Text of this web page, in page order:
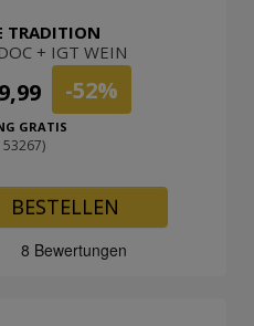
TRADITION
+ IGT WEIN
-52%
GRATIS
BESTELLEN